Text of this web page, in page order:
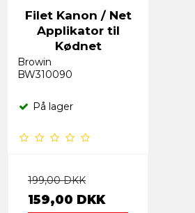
Filet Kanon / Net
Applikator til
Kødnet
Browin
BW310090
På lager
199,00 DKK
159,00 DKK